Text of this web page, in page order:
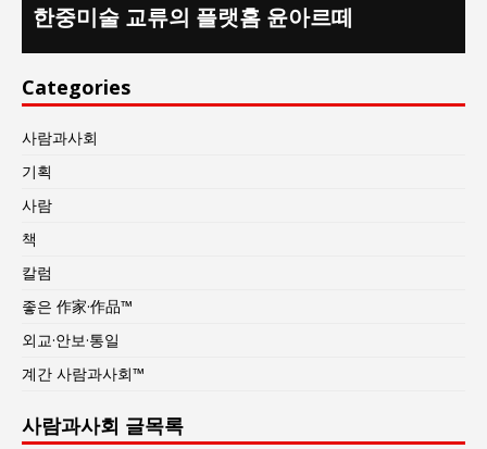
한중미술 교류의 플랫홈 윤아르떼
Categories
사람과사회
기획
사람
책
칼럼
좋은 作家·作品™
외교·안보·통일
계간 사람과사회™
사람과사회 글목록